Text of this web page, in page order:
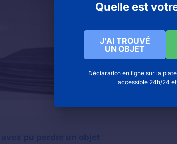
pu perdre un objet
Quelle est
J'AI TROUVÉ
UN OBJET
Déclaration en ligne sur la
accessible 24h/24